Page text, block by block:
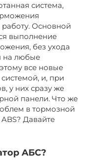
система,
Основной
выполнение
без ухода
на любые
все новые
и, при
у них сразу же
панели. Что же
в тормозной
Давайте
АБС?